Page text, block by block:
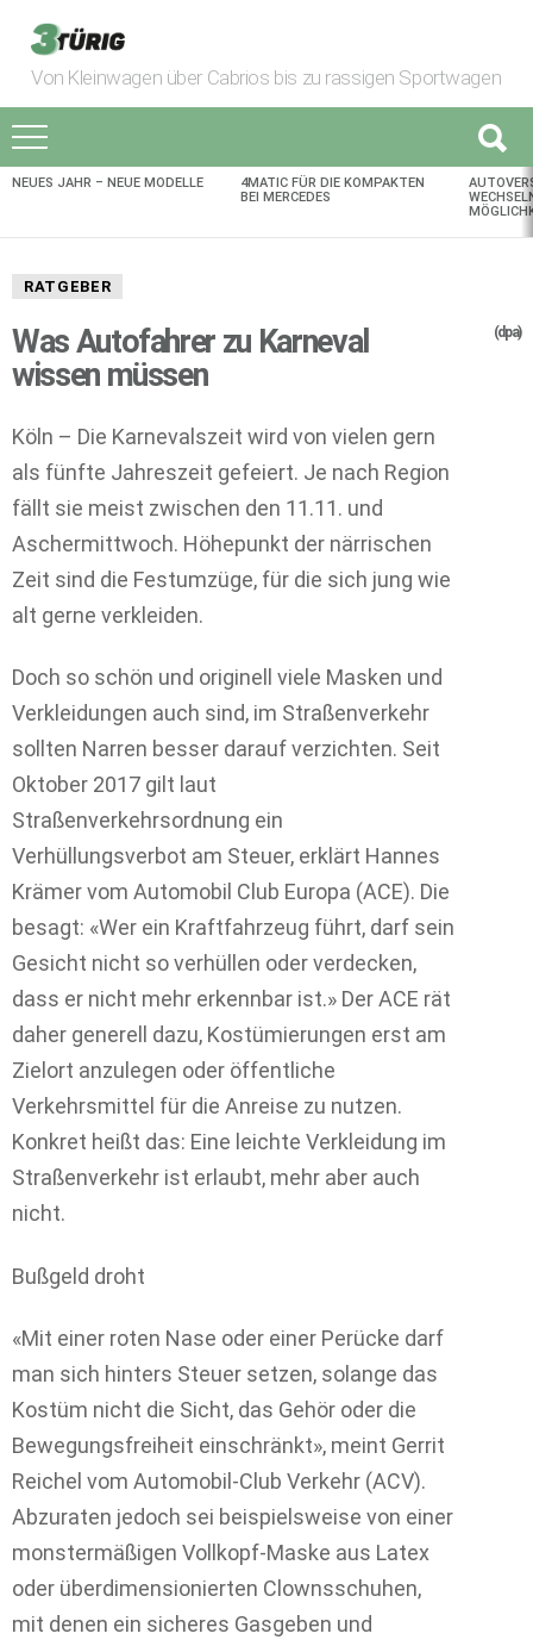
Von Kleinwagen über Cabrios bis zu rassigen Sportwagen
AKTUELLES
NEUES JAHR – NEUE MODELLE
4MATIC FÜR DIE KOMPAKTEN
BEI MERCEDES
RATGEBER
Was Autofahrer zu Karneval
wissen müssen
(dpa)
Köln – Die Karnevalszeit wird von vielen gern
als fünfte Jahreszeit gefeiert. Je nach Region
fällt sie meist zwischen den 11.11. und
Aschermittwoch. Höhepunkt der närrischen
Zeit sind die Festumzüge, für die sich jung wie
alt gerne verkleiden.
Doch so schön und originell viele Masken und
Verkleidungen auch sind, im Straßenverkehr
sollten Narren besser darauf verzichten. Seit
Oktober 2017 gilt laut
Straßenverkehrsordnung ein
Verhüllungsverbot am Steuer, erklärt Hannes
Krämer vom Automobil Club Europa (ACE). Die
besagt: «Wer ein Kraftfahrzeug führt, darf sein
Gesicht nicht so verhüllen oder verdecken,
dass er nicht mehr erkennbar ist.» Der ACE rät
daher generell dazu, Kostümierungen erst am
Zielort anzulegen oder öffentliche
Verkehrsmittel für die Anreise zu nutzen.
Konkret heißt das: Eine leichte Verkleidung im
Straßenverkehr ist erlaubt, mehr aber auch
nicht.
Bußgeld droht
«Mit einer roten Nase oder einer Perücke darf
man sich hinters Steuer setzen, solange das
Kostüm nicht die Sicht, das Gehör oder die
Bewegungsfreiheit einschränkt», meint Gerrit
Reichel vom Automobil-Club Verkehr (ACV).
Abzuraten jedoch sei beispielsweise von einer
monstermäßigen Vollkopf-Maske aus Latex
oder überdimensionierten Clownsschuhen,
mit denen ein sicheres Gasgeben und